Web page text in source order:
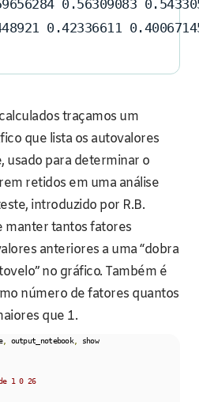
0.56309083
0.42336611
traçamos um
que lista os autovalores
usado para determinar o
retidos em uma análise
introduzido por R.B.
manter tantos fatores
anteriores a uma “dobra
no gráfico. Também é
número de fatores quantos
que 1.
, output_notebook,
show
1 0 26